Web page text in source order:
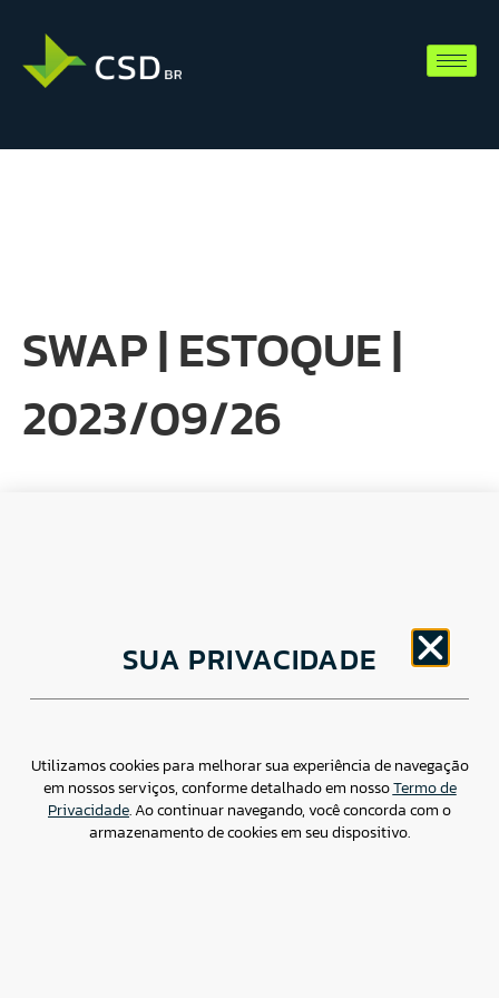
SWAP | ESTOQUE |
2023/09/26
Av. Brigadeiro Faria Lima, 1779 – 5oAndar Jardim
Paulistano, São Paulo/ SP – CEP: 01452-914
Assessoria de imprensa: imprensa@csdbr.com
SUA PRIVACIDADE
Utilizamos cookies para melhorar sua experiência de navegação
em nossos serviços, conforme detalhado em nossoTermo de
Privacidade. Ao continuar navegando, você concorda com o
armazenamento de cookies em seu dispositivo.